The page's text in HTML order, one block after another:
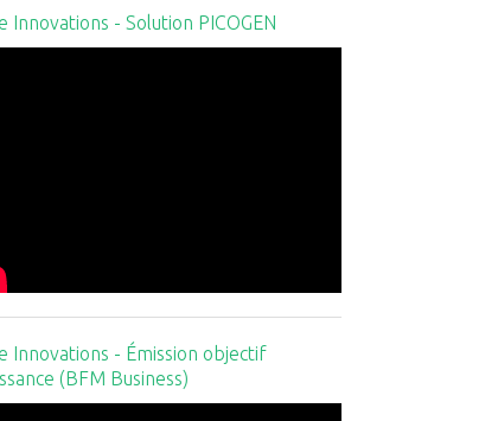
Innovations - Solution PICOGEN
Innovations - Émission objectif
(BFM Business)